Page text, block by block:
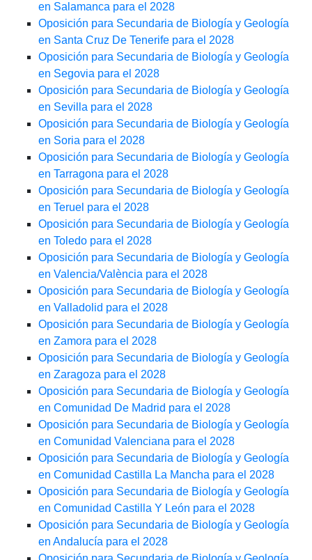
en Salamanca para el 2028
Oposición para Secundaria de Biología y Geología
en Santa Cruz De Tenerife para el 2028
Oposición para Secundaria de Biología y Geología
en Segovia para el 2028
Oposición para Secundaria de Biología y Geología
en Sevilla para el 2028
Oposición para Secundaria de Biología y Geología
en Soria para el 2028
Oposición para Secundaria de Biología y Geología
en Tarragona para el 2028
Oposición para Secundaria de Biología y Geología
en Teruel para el 2028
Oposición para Secundaria de Biología y Geología
en Toledo para el 2028
Oposición para Secundaria de Biología y Geología
en Valencia/València para el 2028
Oposición para Secundaria de Biología y Geología
en Valladolid para el 2028
Oposición para Secundaria de Biología y Geología
en Zamora para el 2028
Oposición para Secundaria de Biología y Geología
en Zaragoza para el 2028
Oposición para Secundaria de Biología y Geología
en Comunidad De Madrid para el 2028
Oposición para Secundaria de Biología y Geología
en Comunidad Valenciana para el 2028
Oposición para Secundaria de Biología y Geología
en Comunidad Castilla La Mancha para el 2028
Oposición para Secundaria de Biología y Geología
en Comunidad Castilla Y León para el 2028
Oposición para Secundaria de Biología y Geología
en Andalucía para el 2028